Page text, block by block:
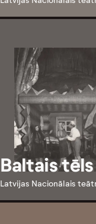
Baltais tēls
Latvijas Nacionālais